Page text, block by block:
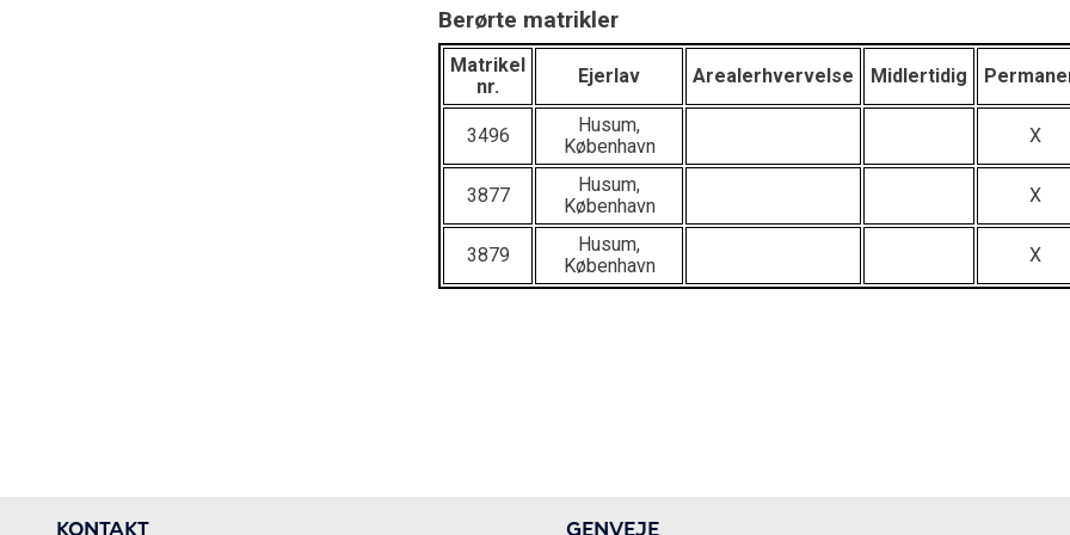
Berørte matrikler
Matrikel
nr.
Ejerlav Arealerhvervelse Midlertidig
3496
Husum,
København
X
3877
Husum,
København
X
3879
Husum,
København
X
KONTAKT GENVEJE